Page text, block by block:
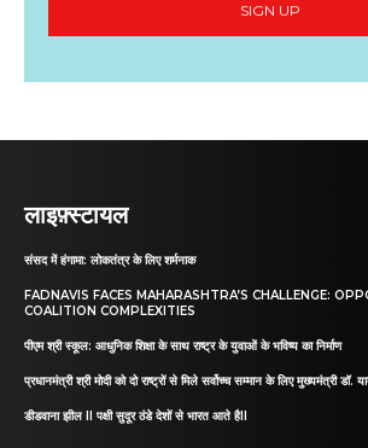
SIGN UP
लाइफ़्स्टायल
संसद में हंगामा: लोकतंत्र के लिए शर्मनाक
FADNAVIS FACES MAHARASHTRA’S CHALLENGE:
COALITION COMPLEXITIES
पीएम श्री स्कूल: आधुनिक शिक्षा के साथ राष्ट्र के युवाओं के भविष्य का निर्माण
प्रधानमंत्री श्री मोदी को दो राष्ट्रों से मिले सर्वोच्च सम्मान के लिए मुख्यमंत्री डॉ.
डीडवाना झील II पक्षी सुदूर ठंडे देशों से भारत आते हैII